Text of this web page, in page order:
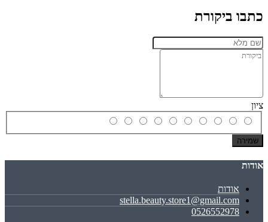
כתבו ביקורת
ציון
שמירה
אודות
אודות
stella.beauty.store1@gmail.com
0526552978